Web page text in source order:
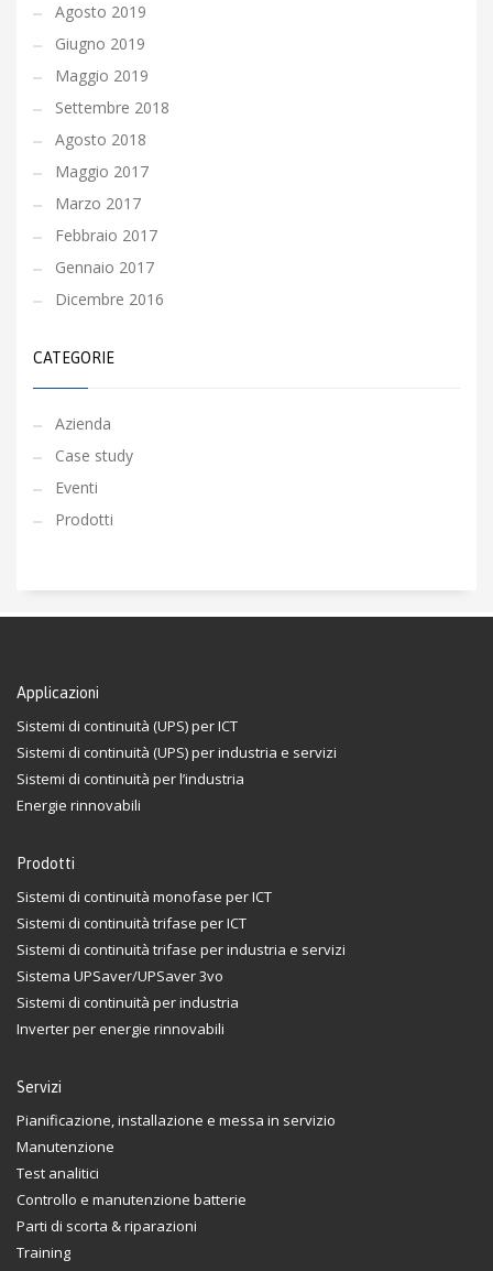
Agosto 2019
Giugno 2019
Maggio 2019
Settembre 2018
Agosto 2018
Maggio 2017
Marzo 2017
Febbraio 2017
Gennaio 2017
Dicembre 2016
CATEGORIE
Azienda
Case study
Eventi
Prodotti
Applicazioni
Sistemi di continuità (UPS) per ICT
Sistemi di continuità (UPS) per industria e servizi
Sistemi di continuità per l’industria
Energie rinnovabili
Prodotti
Sistemi di continuità monofase per ICT
Sistemi di continuità trifase per ICT
Sistemi di continuità trifase per industria e servizi
Sistema UPSaver/UPSaver 3vo
Sistemi di continuità per industria
Inverter per energie rinnovabili
Servizi
Pianificazione, installazione e messa in servizio
Manutenzione
Test analitici
Controllo e manutenzione batterie
Parti di scorta & riparazioni
Training